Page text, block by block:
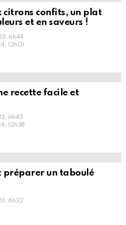
citrons confits, un plat
et en saveurs !
6h44
12h01
recette facile et
6h43
12h38
préparer un taboulé
6h32